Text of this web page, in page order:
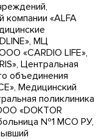
компании «ALFA
МЦ
«CARDIO LIFE»,
Центральная
объединения
Медицинский
поликлиника
«DOKTOR
больница №1 МСО РУ,